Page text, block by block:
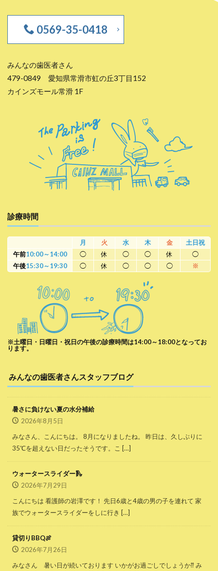
0569-35-0418
みんなの歯医者さん
479-0849 愛知県常滑市虹の丘3丁目152
カインズモール常滑 1F
診療時間
月 火 水 木 金
土日祝
午前10:00～14:00 ◯ 休 ◯ ◯ 休
◯
午後15:30～19:30 ◯ 休 ◯ ◯ ◯ ※
※土曜日・日曜日・祝日の午後の診療時間は14:00～18:00となってお
ります。
みんなの歯医者さんスタッフブログ
暑さに負けない夏の水分補給
2026年8月5日
みなさん、こんにちは。 8月になりましたね。 昨日は、久しぶりに
35℃を超えない日だったそうです。こ […]
ウォータースライダー🛝
2026年7月29日
こんにちは 看護師の岩澤です！ 先日6歳と4歳の男の子を連れて 家
族でウォータースライダーをしに行き […]
貸切りBBQ🍖
2026年7月26日
みなさん 暑い日が続いております いかがお過ごしでしょうか⁇ み